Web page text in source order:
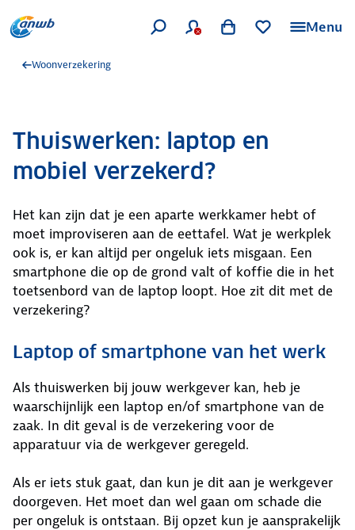
Menu
Woonverzekering
Thuiswerken: laptop en
mobiel verzekerd?
Het kan zijn dat je een aparte werkkamer hebt of
moet improviseren aan de eettafel. Wat je werkplek
ook is, er kan altijd per ongeluk iets misgaan. Een
smartphone die op de grond valt of koffie die in het
toetsenbord van de laptop loopt. Hoe zit dit met de
verzekering?
Laptop of smartphone van het werk
Als thuiswerken bij jouw werkgever kan, heb je
waarschijnlijk een laptop en/of smartphone van de
zaak. In dit geval is de verzekering voor de
apparatuur via de werkgever geregeld.
Als er iets stuk gaat, dan kun je dit aan je werkgever
doorgeven. Het moet dan wel gaan om schade die
per ongeluk is ontstaan. Bij opzet kun je aansprakelijk